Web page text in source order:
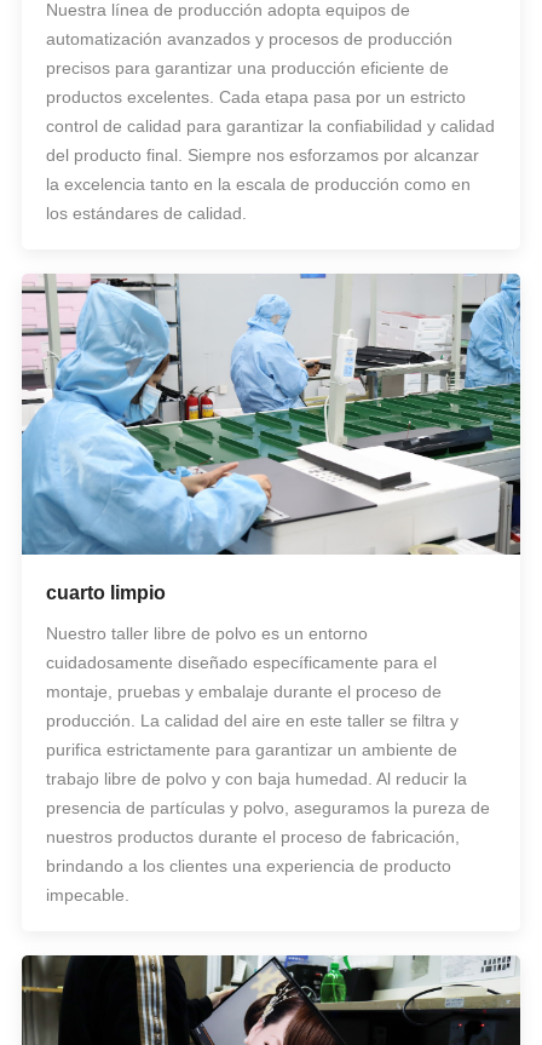
Nuestra línea de producción adopta equipos de
automatización avanzados y procesos de producción
precisos para garantizar una producción eficiente de
productos excelentes. Cada etapa pasa por un estricto
control de calidad para garantizar la confiabilidad y calidad
del producto final. Siempre nos esforzamos por alcanzar
la excelencia tanto en la escala de producción como en
los estándares de calidad.
cuarto limpio
Nuestro taller libre de polvo es un entorno
cuidadosamente diseñado específicamente para el
montaje, pruebas y embalaje durante el proceso de
producción. La calidad del aire en este taller se filtra y
purifica estrictamente para garantizar un ambiente de
trabajo libre de polvo y con baja humedad. Al reducir la
presencia de partículas y polvo, aseguramos la pureza de
nuestros productos durante el proceso de fabricación,
brindando a los clientes una experiencia de producto
impecable.